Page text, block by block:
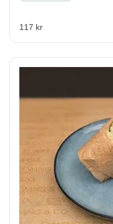
117 kr